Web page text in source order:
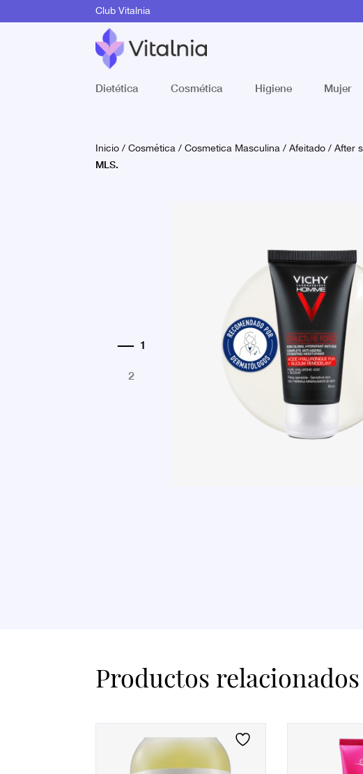
Club Vitalnia
Dietética Cosmética Higiene Mujer
Inicio/Cosmética/Cosmetica Masculina/Afeitado/After
MLS.
Productos relacionados